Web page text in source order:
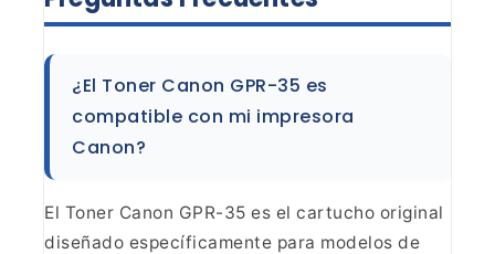
¿El Toner Canon GPR-35 es
compatible con mi impresora
Canon?
El Toner Canon GPR-35 es el cartucho original
diseñado específicamente para modelos de